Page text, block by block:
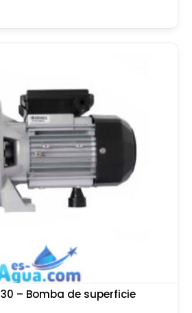
– Bomba de superficie